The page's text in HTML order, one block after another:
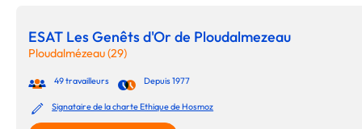
ESAT Les Genêts d'Or de Ploudalmezeau
Ploudalmézeau (29)
49 travailleurs Depuis 1977
Signataire de la charte Ethique de Hosmoz